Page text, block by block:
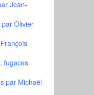
Jean-
par Olivier
fugaces
par Michaël